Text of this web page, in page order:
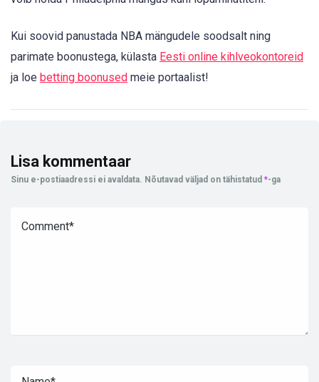
Kui soovid panustada NBA mängudele soodsalt ning
parimate boonustega, külasta Eesti online kihlveokontoreid
ja loe betting boonused meie portaalist!
Lisa kommentaar
Sinu e-postiaadressi ei avaldata. Nõutavad väljad on tähistatud *-ga